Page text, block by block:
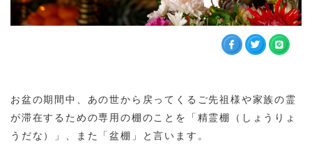
お盆の期間中、あの世から戻ってくるご先祖様や家族の霊
が滞在するための専用の棚のことを「精霊棚（しょうりょ
うだな）」、また「盆棚」と言います。